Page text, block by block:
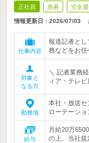
正社員 急募 完全
情報更新日：2026/07/03
仕事内容
報道記者と
務などをお任
対象と
なる方
＼ 記者業務
ィア・テレ
勤務地
本社・放送
ローテーシ
給与
月給20万
の上、当社